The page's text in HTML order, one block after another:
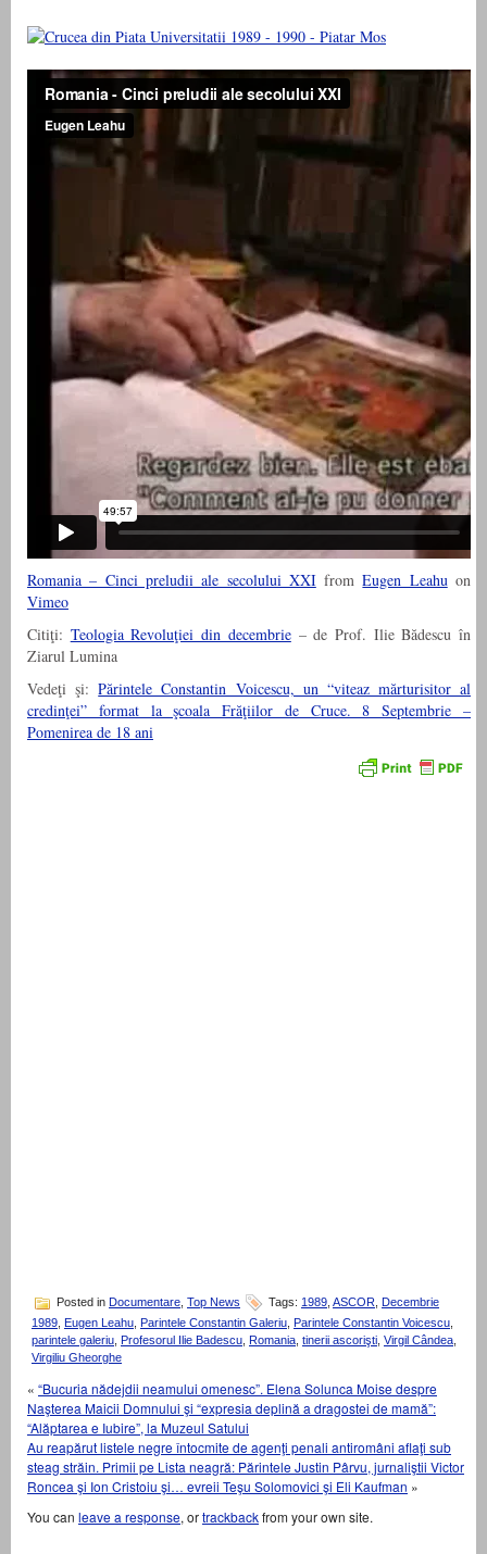
Romania – Cinci preludii ale secolului XXIfromEugen Leahuon
Vimeo
Citiţi: Teologia Revoluţiei din decembrie– de Prof. Ilie Bădescu în
Ziarul Lumina
Vedeţi şi:Părintele Constantin Voicescu, un “viteaz mărturisitor al
credinţei” format la şcoala Frăţiilor de Cruce. 8 Septembrie –
Pomenirea de 18 ani
Posted in Documentare Top News Tags: 1989 ASCOR
Decembrie
1989, Eugen Leahu, Parintele Constantin Galeriu, Parintele Constantin Voicescu,
parintele galeriu, Profesorul Ilie Badescu, Romania, tinerii ascorişti, Virgil Cândea,
Virgiliu Gheorghe
« “Bucuria nădejdii neamului omenesc”. Elena Solunca Moise despre
Naşterea Maicii Domnului şi “expresia deplină a dragostei de mamă”:
“Alăptarea e Iubire”, la Muzeul Satului
Au reapărut listele negre întocmite de agenţi penali antiromâni aflaţi sub
steag străin. Primii pe Lista neagră: Părintele Justin Pârvu, jurnaliştii Victor
Roncea şi Ion Cristoiu şi… evreii Teşu Solomovici şi Eli Kaufman »
You can leave a response, ortrackbackfrom your own site.